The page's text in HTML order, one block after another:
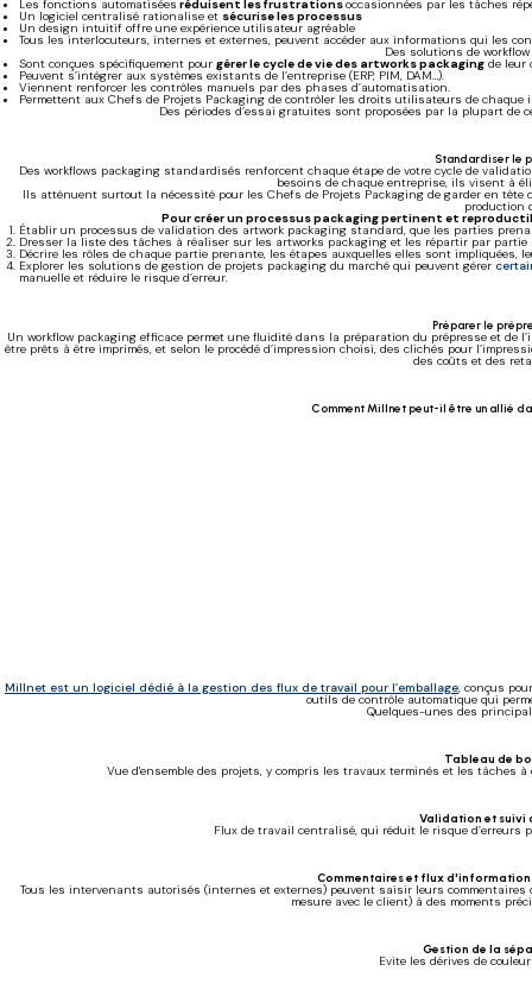
Les fonctions automatisées réduisent les frustrationsoccasionnées par les tâches
Un logiciel centralisé rationalise et sécurise les processus
Un design intuitif offre une expérience utilisateur agréable
Tous les interlocuteurs, internes et externes, peuvent accéder aux informations qui les
Des solutions de
Sont conçues spécifiquement pour gérer le cycle de vie des artworks packaging de leur
Peuvent s’intégrer aux systèmes existants de l’entreprise (ERP, PIM, DAM…).
Viennent renforcer les contrôles manuels par des phases d’automatisation.
Permettent aux Chefs de Projets Packaging de contrôler les droits utilisateurs de
Des périodes d’essai gratuites sont proposées par la plupart de
Standardiser le
Des workflows packaging standardisés renforcent chaque étape de votre cycle de
besoins de chaque entreprise, ils visent à
Ils atténuent surtout la nécessité pour les Chefs de Projets Packaging de garder en
production
Pour créer un processus packaging pertinent et
Établir un processus de validation des artwork packaging standard, que les parties
Dresser la liste des tâches à réaliser sur les artworks packaging et les répartir par partie
Décrire les rôles de chaque partie prenante, les étapes auxquelles elles sont impliquées,
Explorer les solutions de gestion de projets packaging du marché qui peuvent gérer
manuelle et réduire le risque d’erreur.
Préparer le
Un workflow packaging efficace permet une fluidité dans la préparation du prépresse et de
être prêts à être imprimés, et selon le procédé d’impression choisi, des clichés pour
des coûts et des
Comment Millnet peut-il être un allié
Millnet est un logiciel dédié à la gestion des flux de travail pour l’emballage, conçus
outils de contrôle automatique qui
Quelques-unes des
Tableau de
Vue d'ensemble des projets, y compris les travaux terminés et les
Validation et suivi
Flux de travail centralisé, qui réduit le risque d’erreurs
Commentaires et flux
Tous les intervenants autorisés (internes et externes) peuvent saisir leurs
mesure avec le client) à des moments
Gestion de la
Evite les dérives de